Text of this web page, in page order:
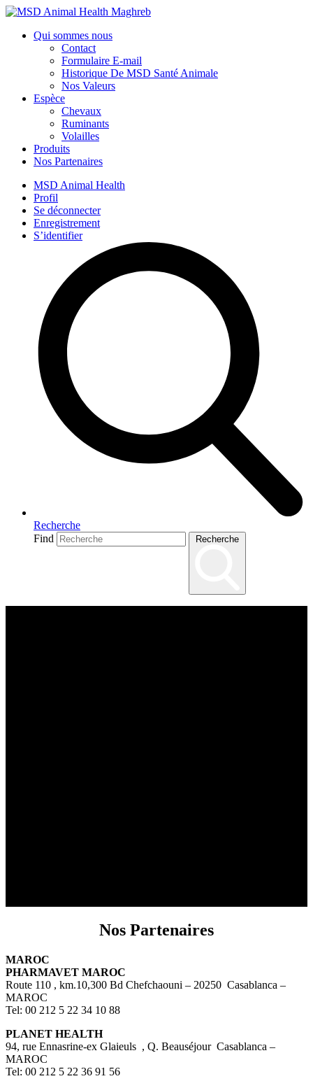
Qui sommes nous
Contact
Formulaire E-mail
Historique De MSD Santé Animale
Nos Valeurs
Espèce
Chevaux
Ruminants
Volailles
Produits
Nos Partenaires
MSD Animal Health
Profil
Se déconnecter
Enregistrement
S’identifier
Recherche
Find
Recherche
Nos Partenaires
MAROC
PHARMAVET MAROC
Route 110 , km.10,300 Bd Chefchaouni – 20250 Casablanca –
MAROC
Tel: 00 212 5 22 34 10 88
PLANET HEALTH
94, rue Ennasrine-ex Glaieuls , Q. Beauséjour Casablanca –
MAROC
Tel: 00 212 5 22 36 91 56